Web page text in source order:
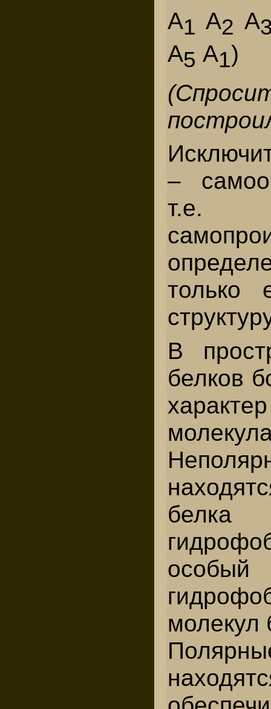
А1 А2 А
А5 А1)
–
т.е.
только
В
белков
белка
особый
молекул